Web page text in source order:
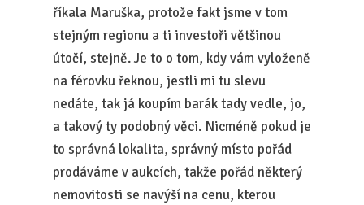
říkala Maruška, protože fakt jsme v tom
stejným regionu a ti investoři většinou
útočí, stejně. Je to o tom, kdy vám vyloženě
na férovku řeknou, jestli mi tu slevu
nedáte, tak já koupím barák tady vedle, jo,
a takový ty podobný věci. Nicméně pokud je
to správná lokalita, správný místo pořád
prodáváme v aukcích, takže pořád některý
nemovitosti se navýší na cenu, kterou